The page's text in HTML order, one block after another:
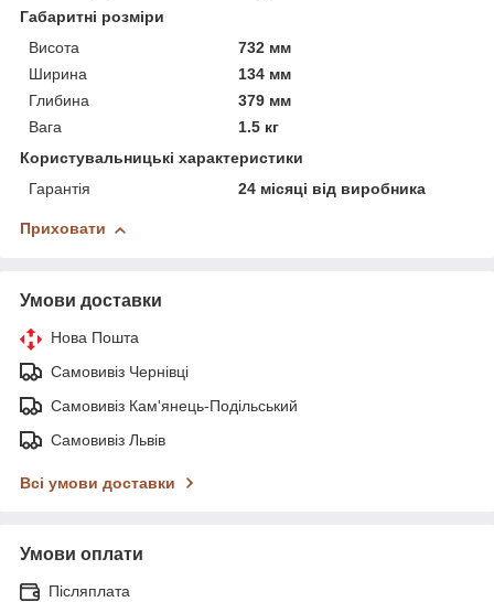
Габаритні розміри
Висота
732 мм
Ширина
134 мм
Глибина
379 мм
Вага
1.5 кг
Користувальницькі характеристики
Гарантія
24 місяці від виробника
Приховати
Умови доставки
Нова Пошта
Самовивіз Чернівці
Самовивіз Кам'янець-Подільський
Самовивіз Львів
Всі умови доставки
Умови оплати
Післяплата